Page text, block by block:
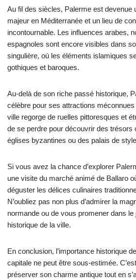
Au fil des siècles, Palerme est
majeur en Méditerranée et un lieu de
incontournable. Les influences arabes,
espagnoles sont encore visibles dans
singulière, où les éléments islamiques
gothiques et baroques.
Au-delà de son riche passé historique,
célèbre pour ses attractions
ville regorge de ruelles pittoresques et
de se perdre pour découvrir des trésors
églises byzantines ou des palais de
Si vous avez la chance d’explorer
une visite du marché animé de Ballaro
déguster les délices culinaires
N’oubliez pas non plus d’admirer la
normande ou de vous promener dans le
historique de la ville.
En conclusion, l’importance historique
capitale ne peut être sous-estimée.
préserver son charme antique tout en